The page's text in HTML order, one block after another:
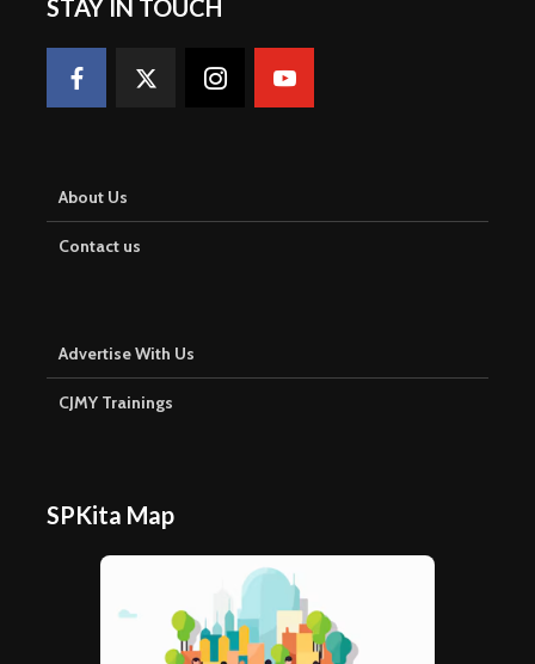
STAY IN TOUCH
About Us
Contact us
Advertise With Us
CJMY Trainings
SPKita Map